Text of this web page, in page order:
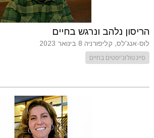
הריסון נלהב ונרגש בחיים
לוס-אנג'לס, קליפורניה 8 בינואר 2023
סיינטולוג'יסטים בחיים